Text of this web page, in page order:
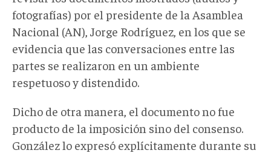
fotografías) por el presidente de la Asamblea
Nacional (AN), Jorge Rodríguez, en los que se
evidencia que las conversaciones entre las
partes se realizaron en un ambiente
respetuoso y distendido.
Dicho de otra manera, el documento no fue
producto de la imposición sino del consenso.
González lo expresó explícitamente durante su